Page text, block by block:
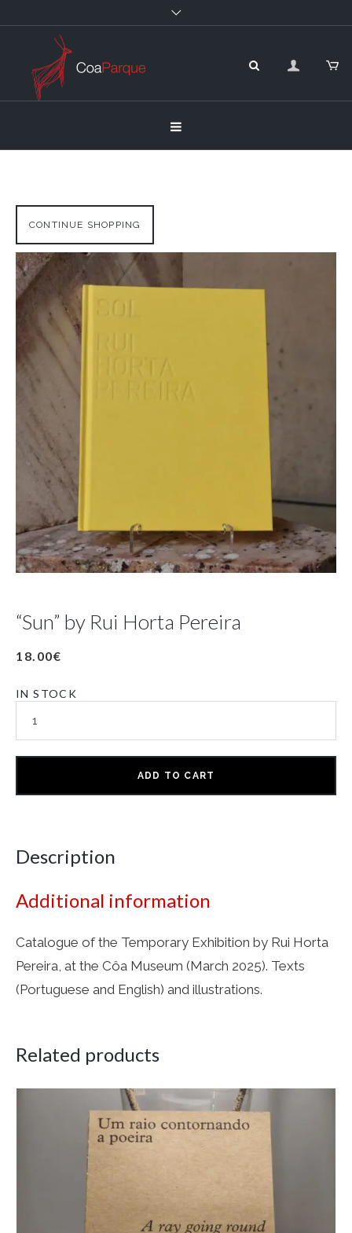
CONTINUE SHOPPING
“Sun” by Rui Horta Pereira
18.00€
IN STOCK
ADD TO CART
Description
Additional information
Catalogue of the Temporary Exhibition by Rui Horta
Pereira, at the Côa Museum (March 2025). Texts
(Portuguese and English) and illustrations.
Related products